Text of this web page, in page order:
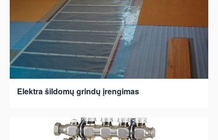
Elektra šildomų grindų įrengimas